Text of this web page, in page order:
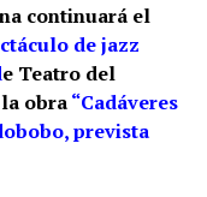
continuará el
de jazz
e Teatro del
obra“Cadáveres
prevista